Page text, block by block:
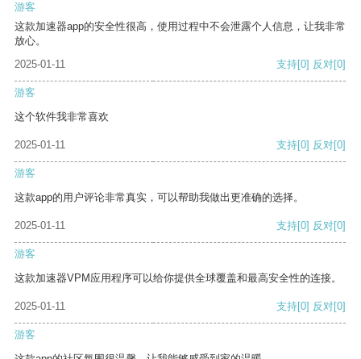
游客
这款加速器app的安全性很高，使用过程中不会泄露个人信息，让我非常
放心。
2025-01-11
支持[0] 反对[0]
游客
这个软件我非常喜欢
2025-01-11 支持[0] 反对[0]
游客
这款app的用户评论非常真实，可以帮助我做出更准确的选择。
2025-01-11 支持[0] 反对[0]
游客
这款加速器VPM应用程序可以给你提供全球覆盖和最高安全性的连接。
2025-01-11 支持[0] 反对[0]
游客